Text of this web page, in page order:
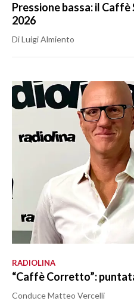
Pressione bassa: il
2026
Di Luigi Almiento
RADIOLINA
“Caffè Corretto”:
Conduce Matteo Vercelli